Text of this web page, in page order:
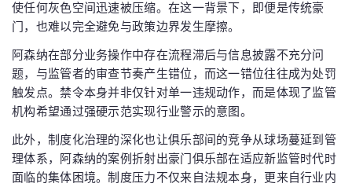
使任何灰色空间迅速被压缩。在这一背景下，即便是传统豪
门，也难以完全避免与政策边界发生摩擦。
阿森纳在部分业务操作中存在流程滞后与信息披露不充分问
题，与监管者的审查节奏产生错位，而这一错位往往成为处罚
触发点。禁令本身并非仅针对单一违规动作，而是体现了监管
机构希望通过强硬示范实现行业警示的意图。
此外，制度化治理的深化也让俱乐部间的竞争从球场蔓延到管
理体系，阿森纳的案例折射出豪门俱乐部在适应新监管时代时
面临的集体困境。制度压力不仅来自法规本身，更来自行业内